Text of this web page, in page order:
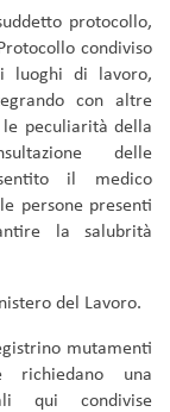
protocollo,
condiviso
luoghi di lavoro,
con altre
peculiarità della
delle
il medico
persone presenti
la salubrità
del Lavoro.
mutamenti
richiedano una
qui condivise